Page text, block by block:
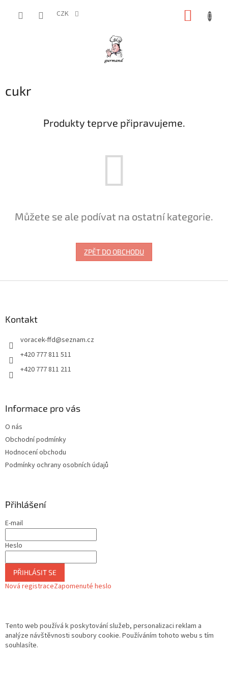
CZK
cukr
Produkty teprve připravujeme.
Můžete se ale podívat na ostatní kategorie.
ZPĚT DO OBCHODU
Kontakt
voracek-ffd@seznam.cz
+420 777 811 511
+420 777 811 211
Informace pro vás
O nás
Obchodní podmínky
Hodnocení obchodu
Podmínky ochrany osobních údajů
Přihlášení
E-mail
Heslo
PŘIHLÁSIT SE
Nová registraceZapomenuté heslo
Tento web používá k poskytování služeb, personalizaci reklam a
analýze návštěvnosti soubory cookie. Používáním tohoto webu s tím
souhlasíte.